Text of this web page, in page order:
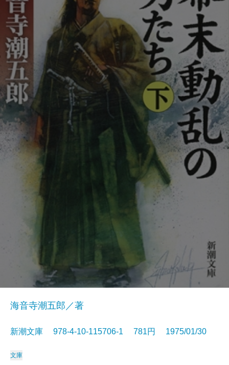
海音寺潮五郎／著
新潮文庫 978-4-10-115706-1 781円 1975/01/30
文庫